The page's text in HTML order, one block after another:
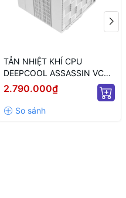
TẢN NHIỆT KHÍ CPU
DEEPCOOL ASSASSIN VC
ELITE WH WH (MÀU TRẮNG)
2.790.000₫